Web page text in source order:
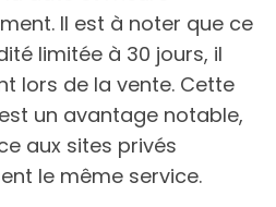
Il est à noter que ce
limitée à 30 jours, il
lors de la vente. Cette
un avantage notable,
aux sites privés
le même service.